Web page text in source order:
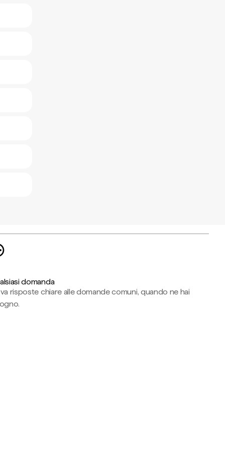
domanda
risposte chiare alle domande comuni, quando ne hai